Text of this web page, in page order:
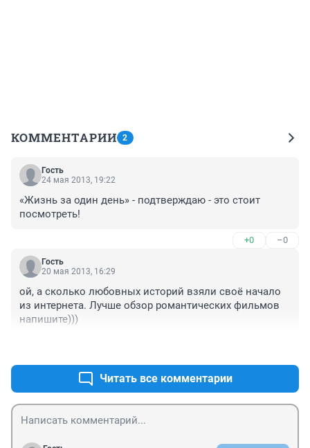
КОММЕНТАРИИ 2
Гость
24 мая 2013, 19:22
«Жизнь за один день» - подтверждаю - это стоит
посмотреть!
+0 –0
Гость
20 мая 2013, 16:29
ой, а сколько любовных историй взяли своё начало
из интернета. Лучше обзор романтических фильмов
напишите)))
Читать все комментарии